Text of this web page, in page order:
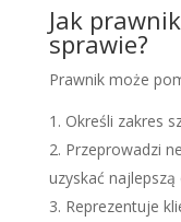
Jak
sprawie?
Prawnik może
Określi zakres
Przeprowadzi
uzyskać
Reprezentuje